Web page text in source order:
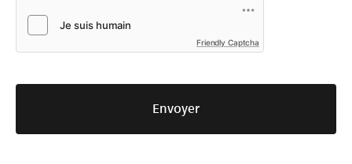
Friendly Captcha
Envoyer